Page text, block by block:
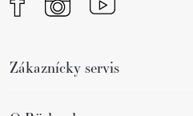
Zákaznícky servis